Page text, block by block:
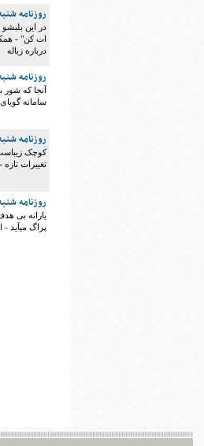
روزنامه شنبه 2 آذر
در این
درباره زباله
روزنامه شنبه 25 آبان
آنجا که شور
سامانه
روزنامه شنبه 18 آبان
تغییرات
روزنامه شنبه 4 آبان
یارانه بی
پراگ میآید